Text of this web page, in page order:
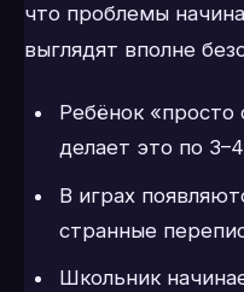
что проблемы
выглядят вполне
Ребёнок
делает это по
В играх
странные
Школьник